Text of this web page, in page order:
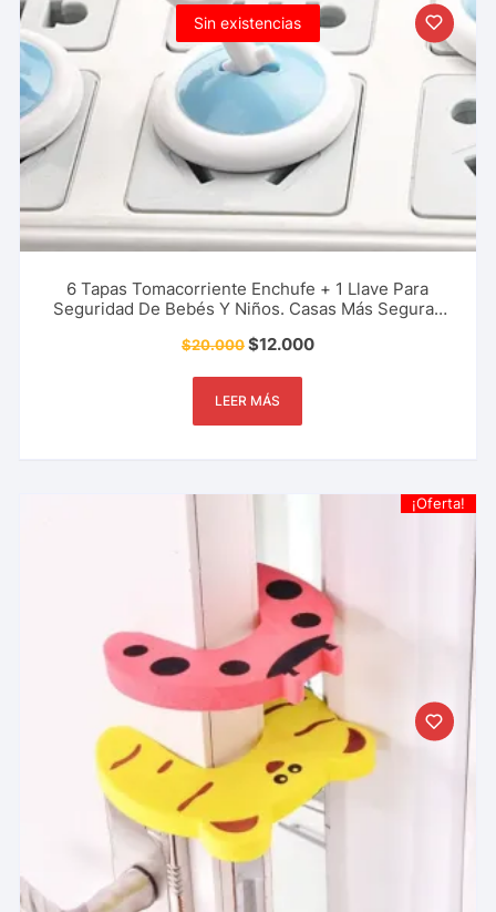
Sin existencias
6 Tapas Tomacorriente Enchufe + 1 Llave Para
Seguridad De Bebés Y Niños. Casas Más Seguras
$20.000$12.000
LEER MÁS
¡Oferta!